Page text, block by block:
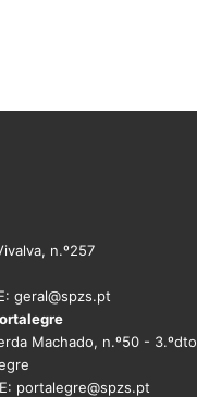
n.º257
geral@spzs.pt
Machado, n.º50 - 3.ºdto
portalegre@spzs.pt